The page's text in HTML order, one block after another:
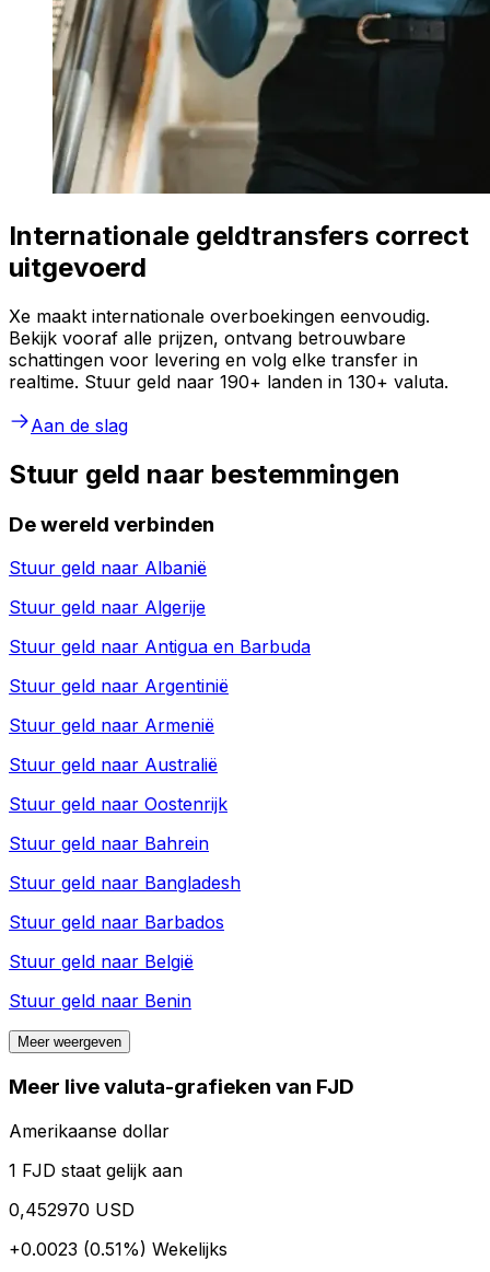
Internationale geldtransfers correct
uitgevoerd
Xe maakt internationale overboekingen eenvoudig.
Bekijk vooraf alle prijzen, ontvang betrouwbare
schattingen voor levering en volg elke transfer in
realtime. Stuur geld naar 190+ landen in 130+ valuta.
Aan de slag
Stuur geld naar bestemmingen
De wereld verbinden
Stuur geld naar Albanië
Stuur geld naar Algerije
Stuur geld naar Antigua en Barbuda
Stuur geld naar Argentinië
Stuur geld naar Armenië
Stuur geld naar Australië
Stuur geld naar Oostenrijk
Stuur geld naar Bahrein
Stuur geld naar Bangladesh
Stuur geld naar Barbados
Stuur geld naar België
Stuur geld naar Benin
Meer weergeven
Meer live valuta-grafieken van FJD
Amerikaanse dollar
1 FJD staat gelijk aan
0,452970 USD
+0.0023 (0.51%) Wekelijks